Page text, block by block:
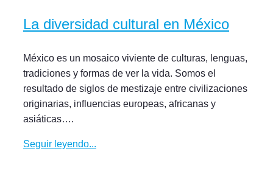
La diversidad cultural en México
México es un mosaico viviente de culturas, lenguas,
tradiciones y formas de ver la vida. Somos el
resultado de siglos de mestizaje entre civilizaciones
originarias, influencias europeas, africanas y
asiáticas….
Seguir leyendo...